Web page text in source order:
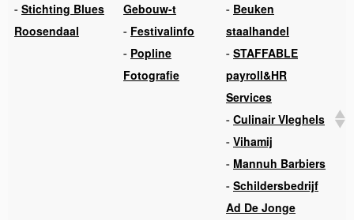
- Stichting Blues
Roosendaal
Gebouw-t
- Festivalinfo
- Popline
Fotografie
- Beuken
staalhandel
- STAFFABLE
payroll&HR
Services
- Culinair Vleghels
- Vihamij
- Mannuh Barbiers
- Schildersbedrijf
Ad De Jonge